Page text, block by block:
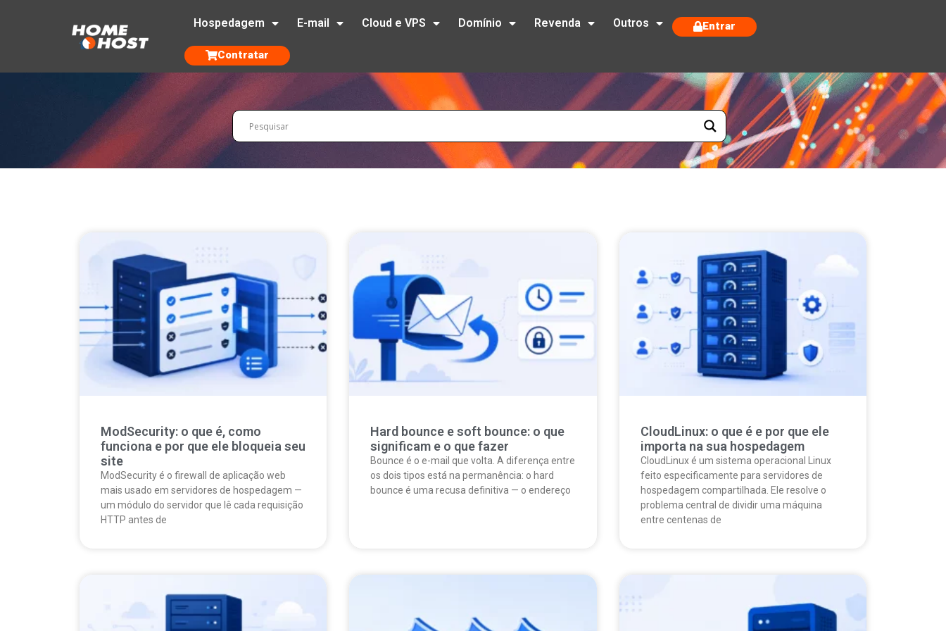
Hospedagem E-mail Cloud e VPS Domínio Revenda Outros Entrar
Contratar
ModSecurity: o que é, como
funciona e por que ele bloqueia seu
site
ModSecurity é o firewall de aplicação web
mais usado em servidores de hospedagem —
um módulo do servidor que lê cada requisição
HTTP antes de
Hard bounce e soft bounce: o que
significam e o que fazer
Bounce é o e-mail que volta. A diferença entre
os dois tipos está na permanência: o hard
bounce é uma recusa definitiva — o endereço
CloudLinux: o que é e por que ele
importa na sua hospedagem
CloudLinux é um sistema operacional Linux
feito especificamente para servidores de
hospedagem compartilhada. Ele resolve o
problema central de dividir uma máquina
entre centenas de